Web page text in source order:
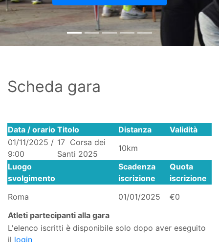
Scheda gara
Data / orario Titolo Distanza
Validità
01/11/2025 /
9:00
17 Corsa dei
Santi 2025
10km
Luogo
svolgimento
Scadenza
iscrizione
Quota
iscrizione
Roma
01/01/2025
€0
Atleti partecipanti alla gara
L'elenco iscritti è disponibile solo dopo aver eseguito
il login